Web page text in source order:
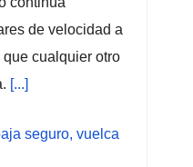
de velocidad a
que cualquier otro
[...]
seguro, vuelca